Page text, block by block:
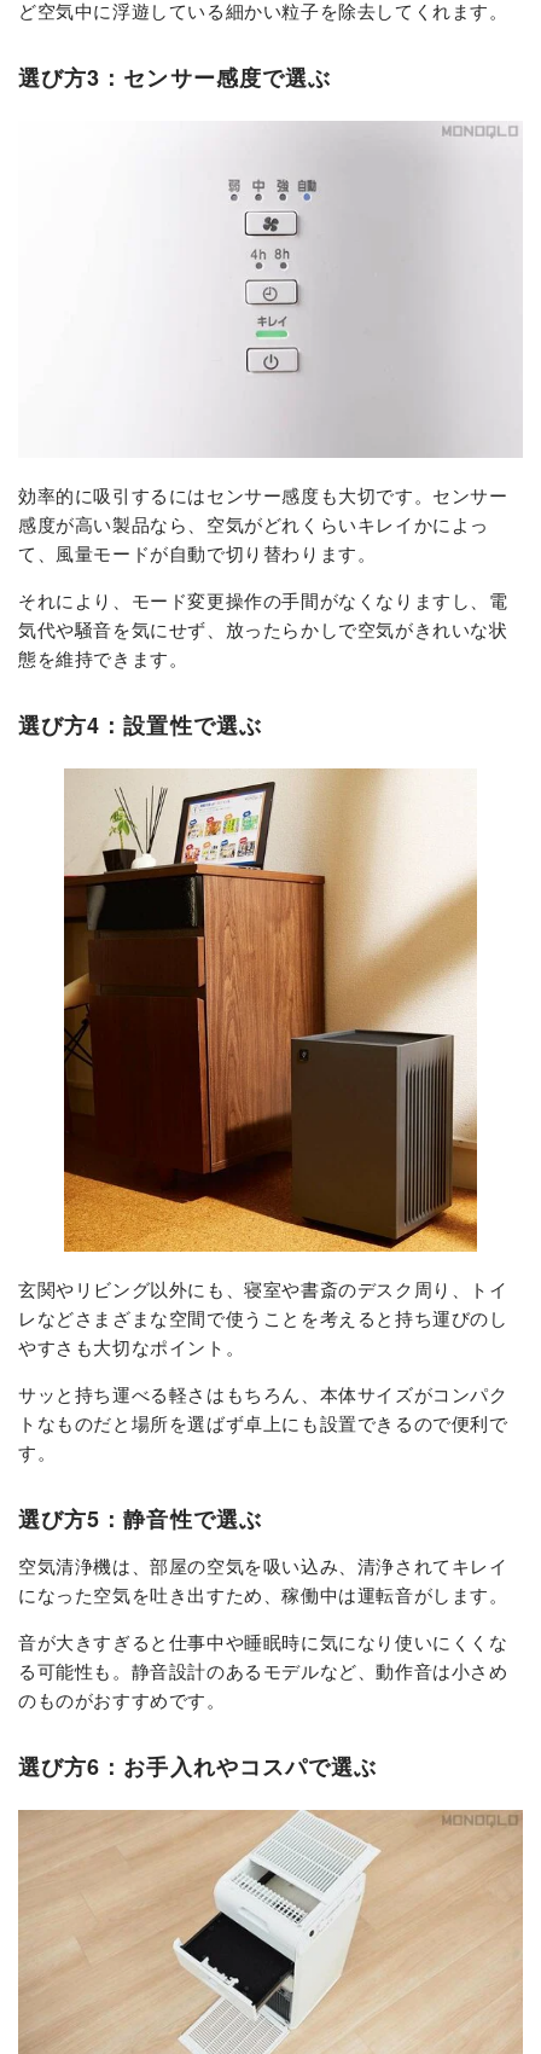
ど空気中に浮遊している細かい粒子を除去してくれます。
選び方3：センサー感度で選ぶ
効率的に吸引するにはセンサー感度も大切です。センサー
感度が高い製品なら、空気がどれくらいキレイかによっ
て、風量モードが自動で切り替わります。
それにより、モード変更操作の手間がなくなりますし、電
気代や騒音を気にせず、放ったらかしで空気がきれいな状
態を維持できます。
選び方4：設置性で選ぶ
玄関やリビング以外にも、寝室や書斎のデスク周り、トイ
レなどさまざまな空間で使うことを考えると持ち運びのし
やすさも大切なポイント。
サッと持ち運べる軽さはもちろん、本体サイズがコンパク
トなものだと場所を選ばず卓上にも設置できるので便利で
す。
選び方5：静音性で選ぶ
空気清浄機は、部屋の空気を吸い込み、清浄されてキレイ
になった空気を吐き出すため、稼働中は運転音がします。
音が大きすぎると仕事中や睡眠時に気になり使いにくくな
る可能性も。静音設計のあるモデルなど、動作音は小さめ
のものがおすすめです。
選び方6：お手入れやコスパで選ぶ